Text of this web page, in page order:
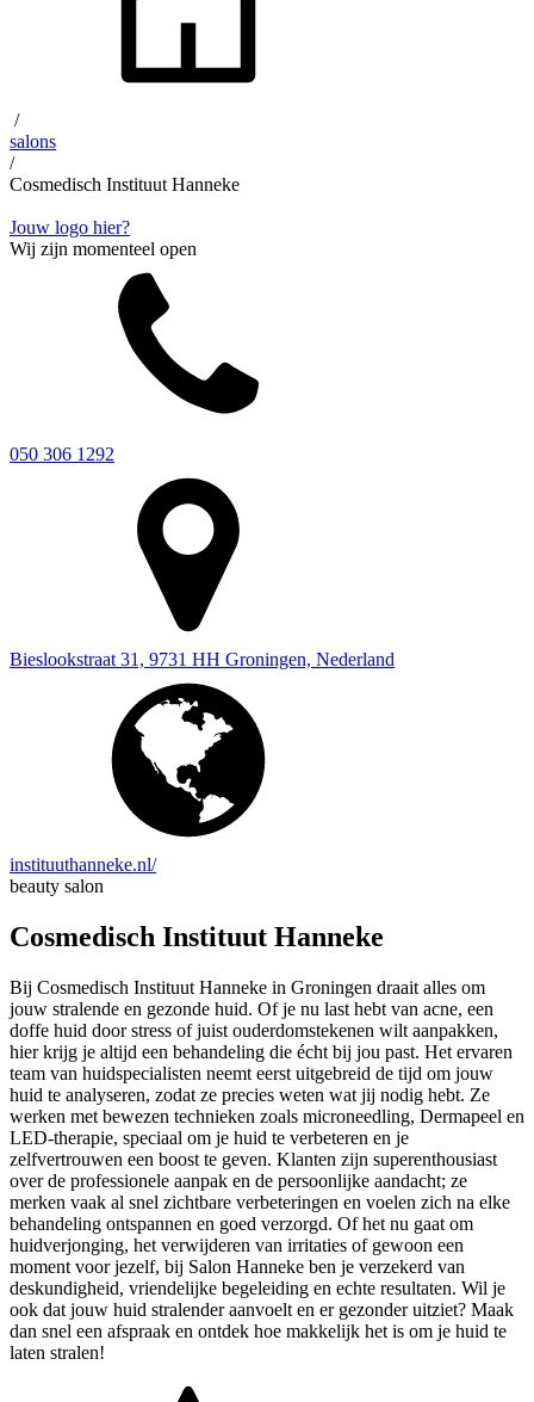
/
salons
/
Cosmedisch Instituut Hanneke
Jouw logo hier?
Wij zijn momenteel open
050 306 1292
Bieslookstraat 31, 9731 HH Groningen, Nederland
instituuthanneke.nl/
beauty salon
Cosmedisch Instituut Hanneke
Bij Cosmedisch Instituut Hanneke in Groningen draait alles om
jouw stralende en gezonde huid. Of je nu last hebt van acne, een
doffe huid door stress of juist ouderdomstekenen wilt aanpakken,
hier krijg je altijd een behandeling die écht bij jou past. Het ervaren
team van huidspecialisten neemt eerst uitgebreid de tijd om jouw
huid te analyseren, zodat ze precies weten wat jij nodig hebt. Ze
werken met bewezen technieken zoals microneedling, Dermapeel en
LED-therapie, speciaal om je huid te verbeteren en je
zelfvertrouwen een boost te geven. Klanten zijn superenthousiast
over de professionele aanpak en de persoonlijke aandacht; ze
merken vaak al snel zichtbare verbeteringen en voelen zich na elke
behandeling ontspannen en goed verzorgd. Of het nu gaat om
huidverjonging, het verwijderen van irritaties of gewoon een
moment voor jezelf, bij Salon Hanneke ben je verzekerd van
deskundigheid, vriendelijke begeleiding en echte resultaten. Wil je
ook dat jouw huid stralender aanvoelt en er gezonder uitziet? Maak
dan snel een afspraak en ontdek hoe makkelijk het is om je huid te
laten stralen!